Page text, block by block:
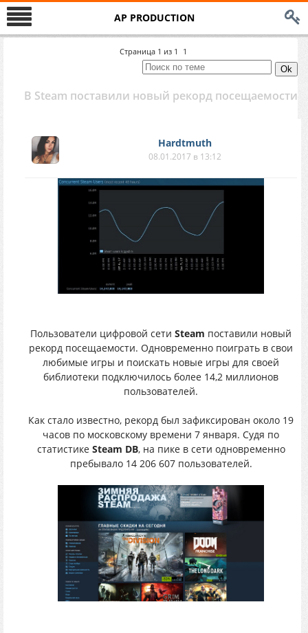
AP PRODUCTION
Страница 1 из 1 1
В Steam поставили новый рекорд посещаемости
Hardtmuth
08.01.2017 в 13:12
Пользователи цифровой сети Steam поставили новый
рекорд посещаемости. Одновременно поиграть в свои
любимые игры и поискать новые игры для своей
библиотеки подключилось более 14,2 миллионов
пользователей.
Как стало известно, рекорд был зафиксирован около 19
часов по московскому времени 7 января. Судя по
статистике Steam DB, на пике в сети одновременно
пребывало 14 206 607 пользователей.